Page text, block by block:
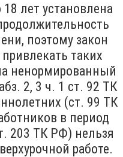
лет установлена
поэтому закон
таких
ненормированный
2, 3 ч. 1 ст. 92 ТК
(ст. 99 ТК
в период
203 ТК РФ) нельзя
работе.